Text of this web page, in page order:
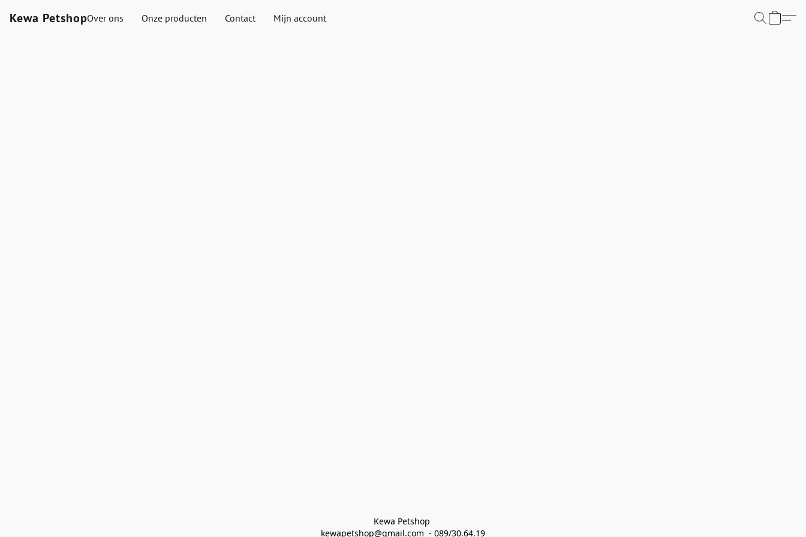
Kewa PetshopOver ons Onze producten Contact Mijn account
Kewa Petshop
kewapetshop@gmail.com  - 089/30.64.19